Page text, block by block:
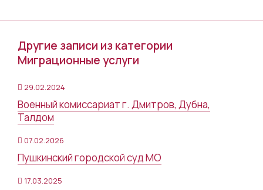
Другие записи из категории
Миграционные услуги
29.02.2024
Военный комиссариат г. Дмитров, Дубна,
Талдом
07.02.2026
Пушкинский городской суд МО
17.03.2025